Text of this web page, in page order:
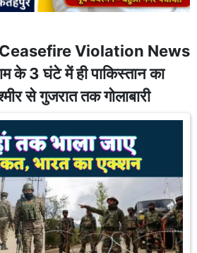
Violation News
के 3 घंटे में ही पाकिस्तान का
से गुजरात तक गोलाबारी